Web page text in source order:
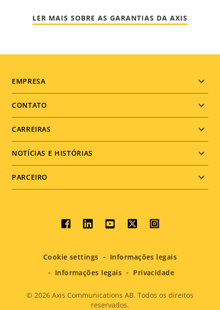
LER MAIS SOBRE AS GARANTIAS DA AXIS
Footer
menu
EMPRESA
CONTATO
CARREIRAS
NOTÍCIAS E HISTÓRIAS
PARCEIRO
Social
menu
© 2026 Axis Communications AB. Todos os direitos
reservados.
Cookie settings
Informações legais
Informações legais
Privacidade